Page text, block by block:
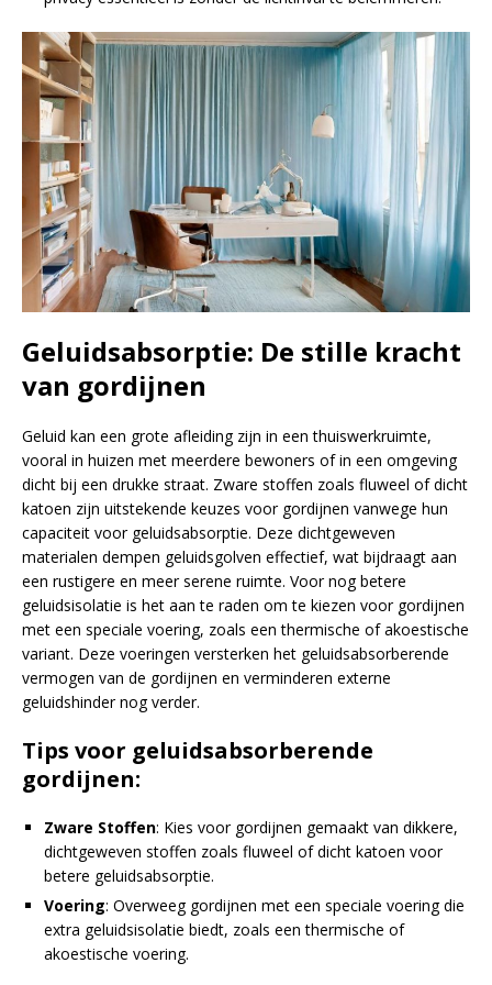
Geluidsabsorptie: De stille kracht
van gordijnen
Geluid kan een grote afleiding zijn in een thuiswerkruimte,
vooral in huizen met meerdere bewoners of in een omgeving
dicht bij een drukke straat. Zware stoffen zoals fluweel of dicht
katoen zijn uitstekende keuzes voor gordijnen vanwege hun
capaciteit voor geluidsabsorptie. Deze dichtgeweven
materialen dempen geluidsgolven effectief, wat bijdraagt aan
een rustigere en meer serene ruimte. Voor nog betere
geluidsisolatie is het aan te raden om te kiezen voor gordijnen
met een speciale voering, zoals een thermische of akoestische
variant. Deze voeringen versterken het geluidsabsorberende
vermogen van de gordijnen en verminderen externe
geluidshinder nog verder.
Tips voor geluidsabsorberende
gordijnen:
Zware Stoffen: Kies voor gordijnen gemaakt van dikkere,
dichtgeweven stoffen zoals fluweel of dicht katoen voor
betere geluidsabsorptie.
Voering: Overweeg gordijnen met een speciale voering die
extra geluidsisolatie biedt, zoals een thermische of
akoestische voering.